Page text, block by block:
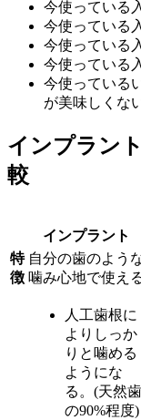
今使っている
今使っている
今使っている
今使っている
今使っている
が美味しくな
インプラン
較
インプラント
特
徴
自分の歯のよう
噛み心地で使え
人工歯根に
よりしっか
りと噛める
ようにな
る。(天然歯
の90%程度)